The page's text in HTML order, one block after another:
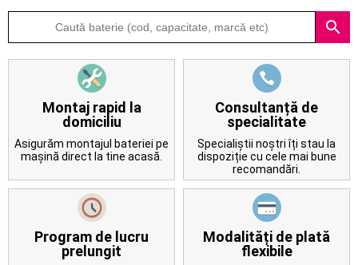
Despre
Contact
search
Montaj rapid la
domiciliu
Asigurăm montajul bateriei pe
mașină direct la tine acasă.
Consultanță de
specialitate
Specialiștii noștri îți stau la
dispoziție cu cele mai bune
recomandări.
Program de lucru
prelungit
Modalități de plată
flexibile